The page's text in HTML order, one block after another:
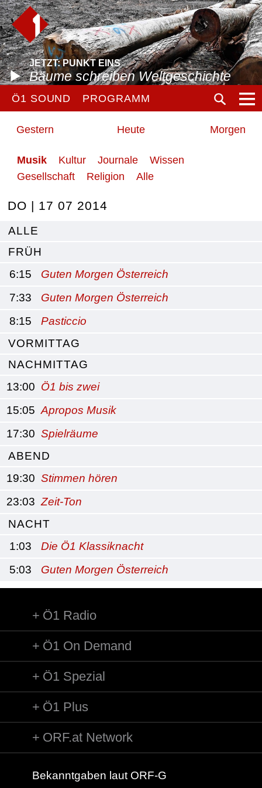
JETZT: PUNKT EINS
Bäume schreiben Weltgeschichte
Ö1 SOUND PROGRAMM
Gestern Heute Morgen
Musik Kultur Journale
Wissen
Gesellschaft
Religion Alle
DO | 17 07 2014
ALLE
FRÜH
6:15
Guten Morgen Österreich
7:33
Guten Morgen Österreich
8:15
Pasticcio
VORMITTAG
NACHMITTAG
13:00 Ö1 bis zwei
15:05 Apropos Musik
17:30 Spielräume
ABEND
19:30 Stimmen hören
23:03 Zeit-Ton
NACHT
1:03
Die Ö1 Klassiknacht
5:03
Guten Morgen Österreich
Ö1 Radio
Ö1 On Demand
Ö1 Spezial
Ö1 Plus
ORF.at Network
Bekanntgaben laut ORF-G